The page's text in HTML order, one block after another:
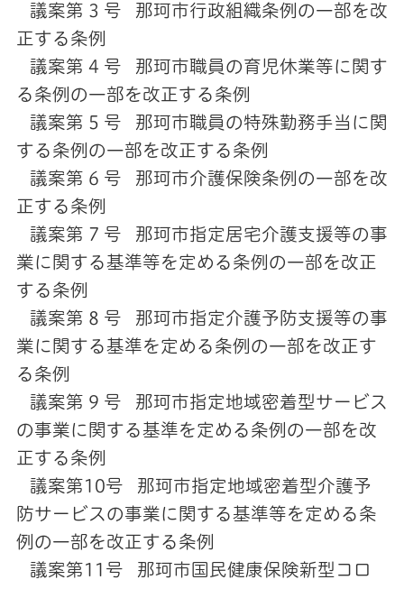
議案第 3 号 那珂市行政組織条例の一部を改
正する条例
議案第 4 号 那珂市職員の育児休業等に関す
る条例の一部を改正する条例
議案第 5 号 那珂市職員の特殊勤務手当に関
する条例の一部を改正する条例
議案第 6 号 那珂市介護保険条例の一部を改
正する条例
議案第 7 号 那珂市指定居宅介護支援等の事
業に関する基準等を定める条例の一部を改正
する条例
議案第 8 号 那珂市指定介護予防支援等の事
業に関する基準を定める条例の一部を改正す
る条例
議案第 9 号 那珂市指定地域密着型サービス
の事業に関する基準を定める条例の一部を改
正する条例
議案第10号 那珂市指定地域密着型介護予
防サービスの事業に関する基準等を定める条
例の一部を改正する条例
議案第11号 那珂市国民健康保険新型コロ